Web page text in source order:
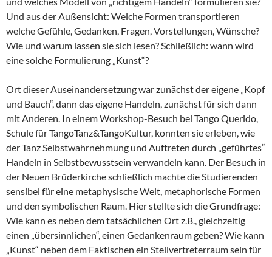
Und aus der Außensicht: Welche Formen transportieren
welche Gefühle, Gedanken, Fragen, Vorstellungen, Wünsche?
Wie und warum lassen sie sich lesen? Schließlich: wann wird
eine solche Formulierung „Kunst“?
Ort dieser Auseinandersetzung war zunächst der eigene „Kopf
und Bauch“, dann das eigene Handeln, zunächst für sich dann
mit Anderen. In einem Workshop-Besuch bei Tango Querido,
Schule für TangoTanz&TangoKultur, konnten sie erleben, wie
der Tanz Selbstwahrnehmung und Auftreten durch „geführtes“
Handeln in Selbstbewusstsein verwandeln kann. Der Besuch in
der Neuen Brüderkirche schließlich machte die Studierenden
sensibel für eine metaphysische Welt, metaphorische Formen
und den symbolischen Raum. Hier stellte sich die Grundfrage:
Wie kann es neben dem tatsächlichen Ort z.B., gleichzeitig
einen „übersinnlichen“, einen Gedankenraum geben? Wie kann
„Kunst“ neben dem Faktischen ein Stellvertreterraum sein für